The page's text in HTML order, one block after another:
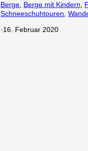
Berge, Berge mit Kindern,
Schneeschuhtouren,
·16. Februar 2020